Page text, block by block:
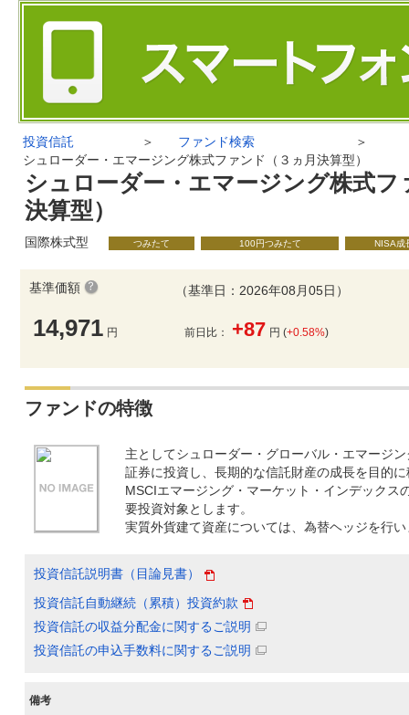
投資信託 ＞ ファンド検索
＞
シュローダー・エマージング株式ファンド（３ヵ月決算型）
シュローダー・エマージング株式フ
決算型）
国際株式型 つみたて 100円つみたて NISA成
基準価額
14,971 円
（基準日：2026年08月05日）
前日比： +87 円 (+0.58%)
ファンドの特徴
主としてシュローダー・グローバル・エマージ
証券に投資し、長期的な信託財産の成長を目的
MSCIエマージング・マーケット・インデックス
要投資対象とします。
実質外貨建て資産については、為替ヘッジを行
投資信託説明書（目論見書）
投資信託自動継続（累積）投資約款
投資信託の収益分配金に関するご説明
投資信託の申込手数料に関するご説明
備考